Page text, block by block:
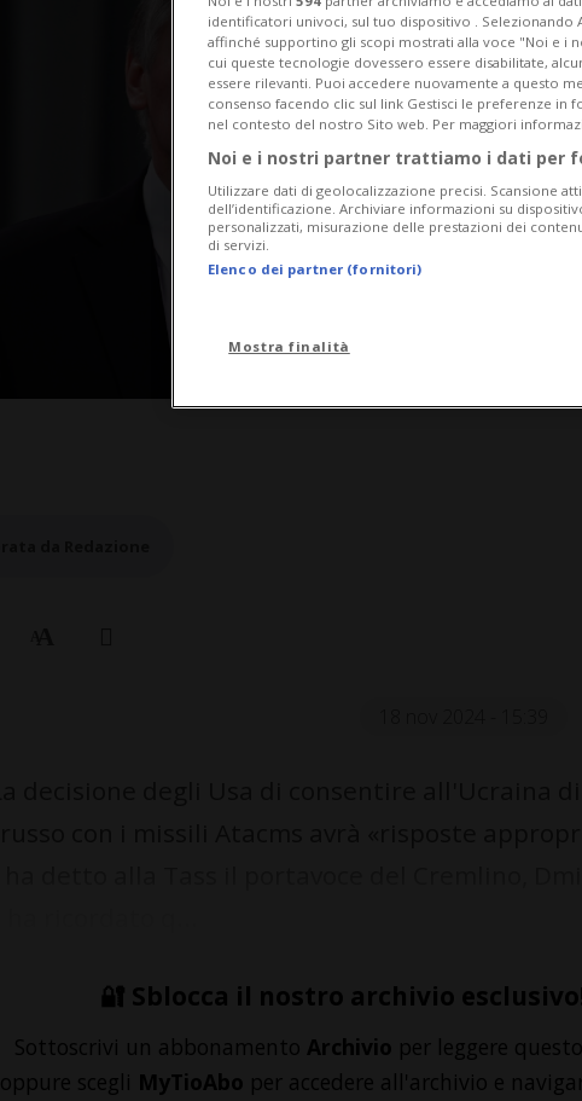
🔐 Sblocca il nostro archivio
Sottoscrivi un abbonamento Archivio per leggere
oppure scegli MyTioAbo per accedere all'archivio e
identificatori univoci, sul tuo dispositivo .
affinché supportino gli scopi mostrati alla voce "Noi e i
cui queste tecnologie dovessero essere disabilitate,
essere rilevanti. Puoi accedere nuovamente a questo
consenso facendo clic sul link Gestisci le preferenze in
nel contesto del nostro Sito web. Per maggiori
Noi e i nostri partner trattiamo i dati per
Utilizzare dati di geolocalizzazione precisi. Scansione
dell’identificazione. Archiviare informazioni su
personalizzati, misurazione delle prestazioni dei
di servizi.
Elenco dei partner (fornitori)
Mostra finalità